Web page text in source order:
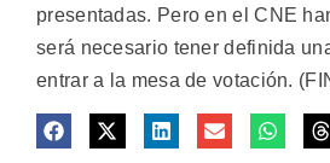
presentadas. Pero en el CNE
será necesario tener definida
entrar a la mesa de votación.